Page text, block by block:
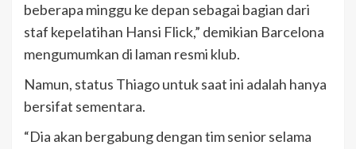
beberapa minggu ke depan sebagai bagian dari
staf kepelatihan Hansi Flick,” demikian Barcelona
mengumumkan di laman resmi klub.
Namun, status Thiago untuk saat ini adalah hanya
bersifat sementara.
“Dia akan bergabung dengan tim senior selama